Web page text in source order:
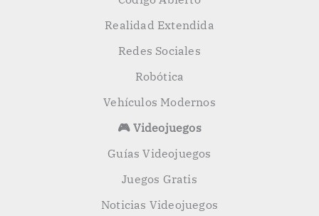
Realidad Extendida
Redes Sociales
Robótica
Vehículos Modernos
🎮 Videojuegos
Guías Videojuegos
Juegos Gratis
Noticias Videojuegos